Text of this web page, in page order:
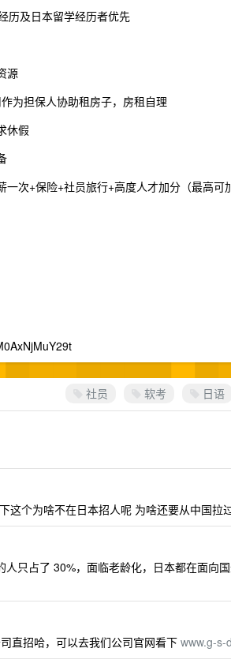
历及日本留学经历者优先
源
为担保人协助租房子，房租自理
休假
次+保险+社员旅行+高度人才加分（最高可
社员 软考 日语
这个为啥不在日本招人呢 为啥还要从中国拉
只占了 30%，面临老龄化，日本都在面向
直招哈，可以去我们公司官网看下 www.g-s-